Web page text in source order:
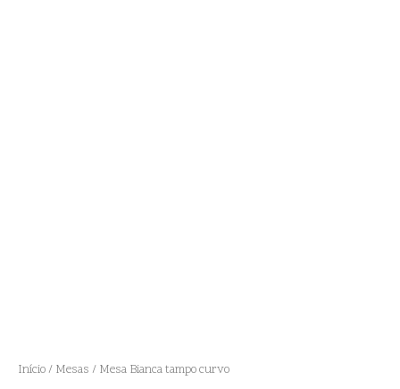
Início / Mesas / Mesa Bianca tampo curvo